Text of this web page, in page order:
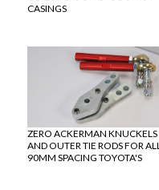
CASINGS
ZERO ACKERMAN KNUCKELS
AND OUTER TIE RODS FOR ALL
90MM SPACING TOYOTA'S